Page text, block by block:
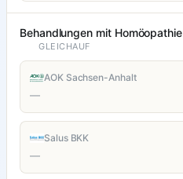
Behandlungen mit Homöopathie
GLEICHAUF
AOK Sachsen-Anhalt
—
Salus BKK
—